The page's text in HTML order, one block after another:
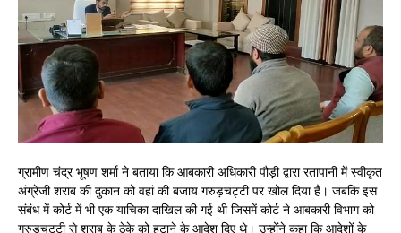
ग्रामीण चंद्र भूषण शर्मा ने बताया कि आबकारी अधिकारी पौड़ी द्वारा रतापानी में स्वीकृत
अंग्रेजी शराब की दुकान को वहां की बजाय गरुड़चट्टी पर खोल दिया है। जबकि इस
संबंध में कोर्ट में भी एक याचिका दाखिल की गई थी जिसमें कोर्ट ने आबकारी विभाग को
गरुड़चट्टी से शराब के ठेके को हटाने के आदेश दिए थे। उन्होंने कहा कि आदेशों के